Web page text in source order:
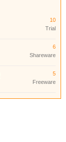
10
Trial
6
Shareware
5
Freeware